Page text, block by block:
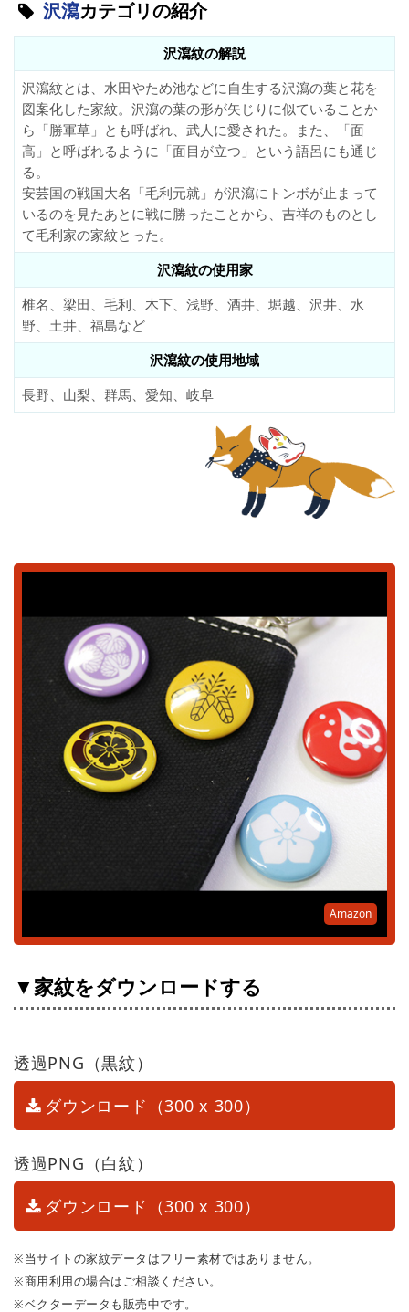
沢瀉カテゴリの紹介
沢瀉紋の解説
沢瀉紋とは、水田やため池などに自生する沢瀉の葉と花を
図案化した家紋。沢瀉の葉の形が矢じりに似ていることか
ら「勝軍草」とも呼ばれ、武人に愛された。また、「面
高」と呼ばれるように「面目が立つ」という語呂にも通じ
る。
安芸国の戦国大名「毛利元就」が沢瀉にトンボが止まって
いるのを見たあとに戦に勝ったことから、吉祥のものとし
て毛利家の家紋とった。
沢瀉紋の使用家
椎名、梁田、毛利、木下、浅野、酒井、堀越、沢井、水
野、土井、福島など
沢瀉紋の使用地域
長野、山梨、群馬、愛知、岐阜
Amazon
▼家紋をダウンロードする
透過PNG（黒紋）
ダウンロード（300 x 300）
透過PNG（白紋）
ダウンロード（300 x 300）
※当サイトの家紋データはフリー素材ではありません。
※商用利用の場合はご相談ください。
※ベクターデータも販売中です。